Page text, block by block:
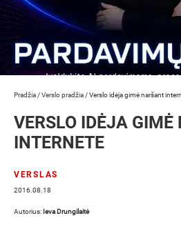
Pradžia /Verslo pradžia /Verslo idėja gimė naršant
VERSLO IDĖJA GIMĖ
INTERNETE
VERSLAS
2016.08.18
Autorius: Ieva Drungilaitė